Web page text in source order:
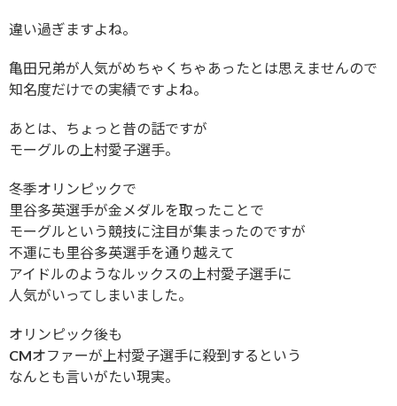
違い過ぎますよね。
亀田兄弟が人気がめちゃくちゃあったとは思えませんので
知名度だけでの実績ですよね。
あとは、ちょっと昔の話ですが
モーグルの上村愛子選手。
冬季オリンピックで
里谷多英選手が金メダルを取ったことで
モーグルという競技に注目が集まったのですが
不運にも里谷多英選手を通り越えて
アイドルのようなルックスの上村愛子選手に
人気がいってしまいました。
オリンピック後も
CMオファーが上村愛子選手に殺到するという
なんとも言いがたい現実。